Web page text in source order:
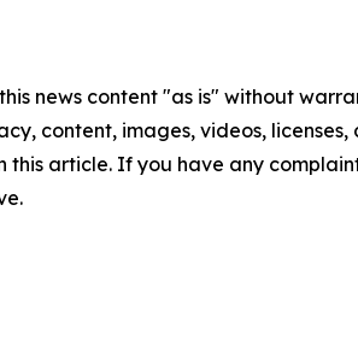
news content "as is" without
content, images, videos,
this article. If you have any